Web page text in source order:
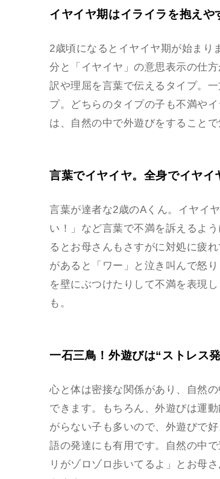
イヤイヤ期はイライラを抱え
2歳頃になるとイヤイヤ期が始まり
分と「イヤイヤ」の意思表示の仕
訳や理屈を言葉で伝えるタイプ。
プ。どちらのタイプの子も不満や
は、自然の中で外遊びをすること
言葉でイヤイヤ。全身でイヤ
言葉が達者な2歳のAくん。イヤイ
い！」など言葉で不満を訴えるよ
るとお母さんもさすがに対処に疲
があると「ワー」と泣き叫んで怒
を壁にぶつけたりして不満を表現
も。
一石三鳥！外遊びは“ストレス
心と体は密接な関係があり、自然
できます。もちろん、外遊びは運
がらない子も多いので、外遊びで
語の発達にも有用です。自然の中
リがゾロゾロ歩いてるよ」とお母